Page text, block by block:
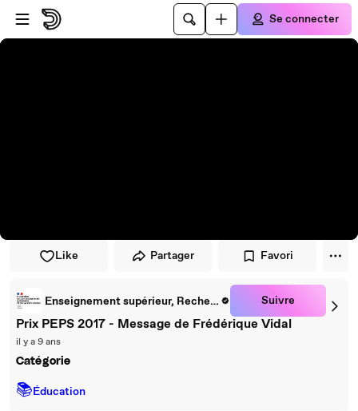
Passer au player
Passer au contenu principal
Se connecter
Like Partager Favori
Enseignement supérieur, Recherche et Innovation Suivre
Prix PEPS 2017 - Message de Frédérique Vidal
il y a 9 ans
Catégorie
📚Éducation